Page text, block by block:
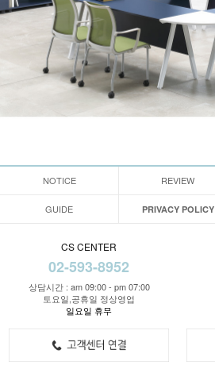
NOTICE REVIEW
GUIDE PRIVACY POLICY
CS CENTER
02-593-8952
상담시간 : am 09:00 - pm 07:00
토요일,공휴일 정상영업
일요일 휴무